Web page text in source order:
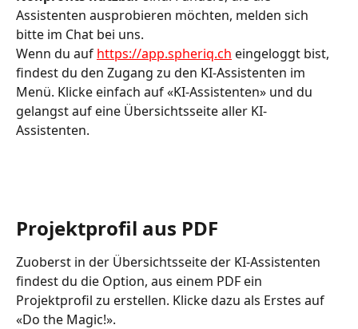
Assistenten ausprobieren möchten, melden sich
bitte im Chat bei uns.
Wenn du auf https://app.spheriq.ch eingeloggt bist,
findest du den Zugang zu den KI-Assistenten im
Menü. Klicke einfach auf «KI-Assistenten» und du
gelangst auf eine Übersichtsseite aller KI-
Assistenten.
Projektprofil aus PDF
Zuoberst in der Übersichtsseite der KI-Assistenten
findest du die Option, aus einem PDF ein
Projektprofil zu erstellen. Klicke dazu als Erstes auf
«Do the Magic!».